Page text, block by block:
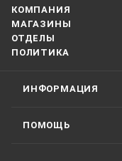
КОМПАНИЯ
МАГАЗИНЫ
ОТДЕЛЫ
ПОЛИТИКА
ИНФОРМАЦИЯ
ПОМОЩЬ